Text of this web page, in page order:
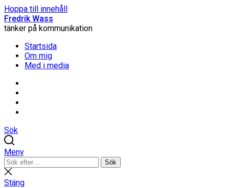
Hoppa till innehåll
Fredrik Wass
tänker på kommunikation
Startsida
Om mig
Med i media
Sök
Meny
Sök
efter:
Sök
Stäng
sökning
Stäng